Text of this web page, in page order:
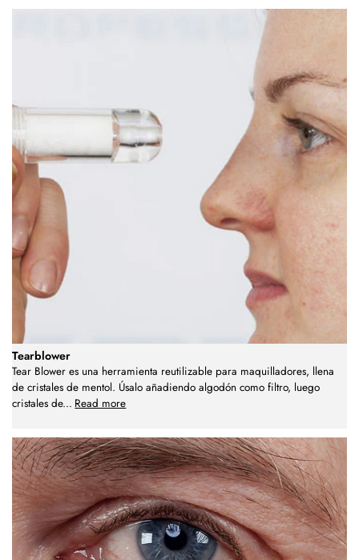
Tearblower
Tear Blower es una herramienta reutilizable para maquilladores, llena
de cristales de mentol. Úsalo añadiendo algodón como filtro, luego
cristales de... Read more